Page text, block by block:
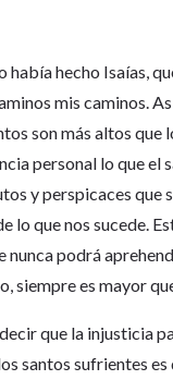
hecho Isaías,
mis caminos.
son más altos
personal lo que el
y perspicaces que
lo que nos sucede.
podrá
siempre es mayor
que la injusticia
santos sufrientes